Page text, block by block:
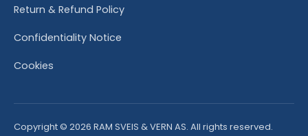
Return & Refund Policy
Confidentiality Notice
Cookies
Copyright © 2026 RAM SVEIS & VERN AS. All rights reserved.